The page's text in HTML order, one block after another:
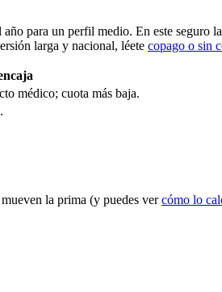
para un perfil medio. En este seguro
larga y nacional, léete copago o sin
médico; cuota más baja.
la prima (y puedes vercómo lo